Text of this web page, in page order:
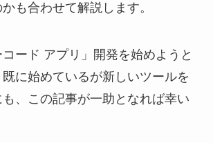
も合わせて解説します。
ード アプリ」開発を始めようと
に始めているが新しいツールを
、この記事が一助となれば幸い